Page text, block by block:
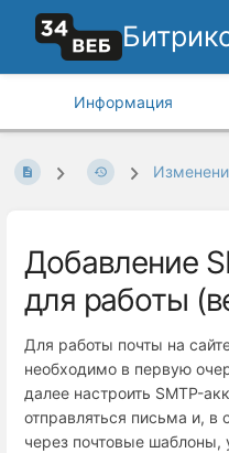
Информация
Добавление
для работы
Для работы почты на
необходимо в первую
далее настроить SMTP-
отправляться письма и, в
через почтовые шаблоны,